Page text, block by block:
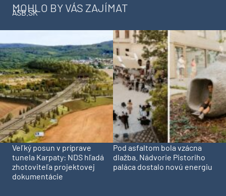
MOHLO BY VÁS ZAJÍMAT
ASB.SK
Veľký posun v príprave
tunela Karpaty: NDS hľadá
zhotoviteľa projektovej
dokumentácie
Pod asfaltom bola vzácna
dlažba. Nádvorie Pistoriho
paláca dostalo novú energiu